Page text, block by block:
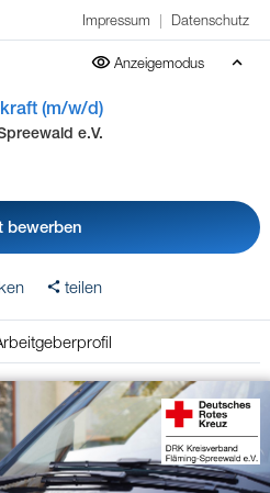
Impressum | Datenschutz
Anzeigemodus
(m/w/d)
e.V.
bewerben
teilen